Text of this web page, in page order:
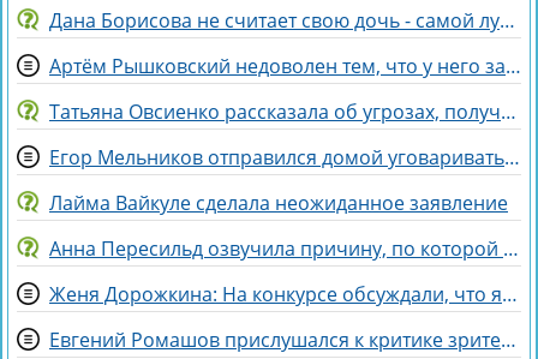
Дана Борисова не считает свою дочь - самой лучшей дочерью на свете
Артём Рышковский недоволен тем, что у него забрали баллы в конкурсе "Человек года"
Татьяна Овсиенко рассказала об угрозах, полученных мамой
Егор Мельников отправился домой уговаривать родителей на знакомство с Вероникой Гракович
Лайма Вайкуле сделала неожиданное заявление
Анна Пересильд озвучила причину, по которой она выбрала курс Дарьи Мороз
Женя Дорожкина: На конкурсе обсуждали, что я злая и мстительная
Евгений Ромашов прислушался к критике зрителей Дома 2 и сменил причёску